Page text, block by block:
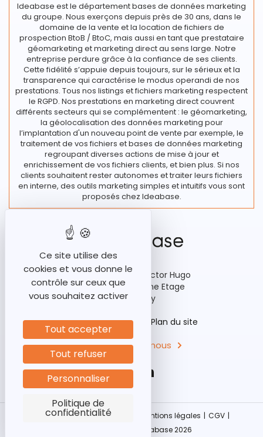
Ideabase est le département bases de données marketing
du groupe. Nous exerçons depuis près de 30 ans, dans le
domaine de la vente et la location de fichiers de
prospection BtoB / BtoC, mais aussi en tant que prestataire
géomarketing et marketing direct au sens large. Notre
entreprise perdure grâce à la confiance de ses clients.
Cette fidélité s’appuie depuis toujours, sur le sérieux et la
transparence qui caractérise le modus operandi de nos
prestations. Tous nos listings et fichiers marketing respectent
le RGPD. Nos prestations en marketing direct couvrent
différents secteurs qui se complémentent : le géomarketing,
la géolocalisation des données marketing pour
l’implantation d'un nouveau point de vente par exemple, le
traitement de vos fichiers et bases de données marketing
regroupant diverses actions de mise à jour et
enrichissement de vos fichiers clients, et bien plus. Si nos
clients souhaitent rester autonomes et traiter leurs fichiers
en interne, des outils marketing simples et intuitifs vous sont
proposés chez Ideabase.
92-98 Boulevard Victor Hugo
Bâtiment A3, 15ème Etage
92110 Clichy
Historique
Aides Plan du site
Contactez-nous
Politique protection données Mentions légales | CGV |
©Ideabase 2026
Ce site utilise des
cookies et vous donne le
contrôle sur ceux que
vous souhaitez activer
Tout accepter
Tout refuser
Personnaliser
Politique de
confidentialité